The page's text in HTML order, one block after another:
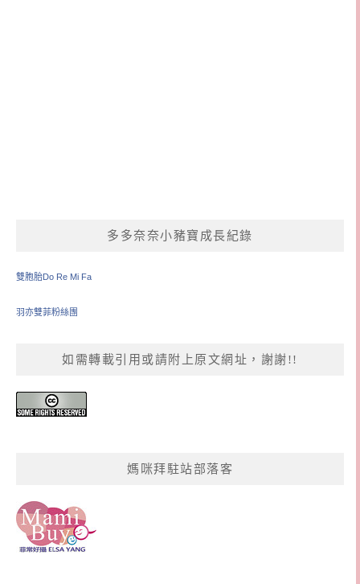
多多奈奈小豬寶成長紀錄
雙胞胎Do Re Mi Fa
羽亦雙菲粉絲團
如需轉載引用或請附上原文網址，謝謝!!
媽咪拜駐站部落客